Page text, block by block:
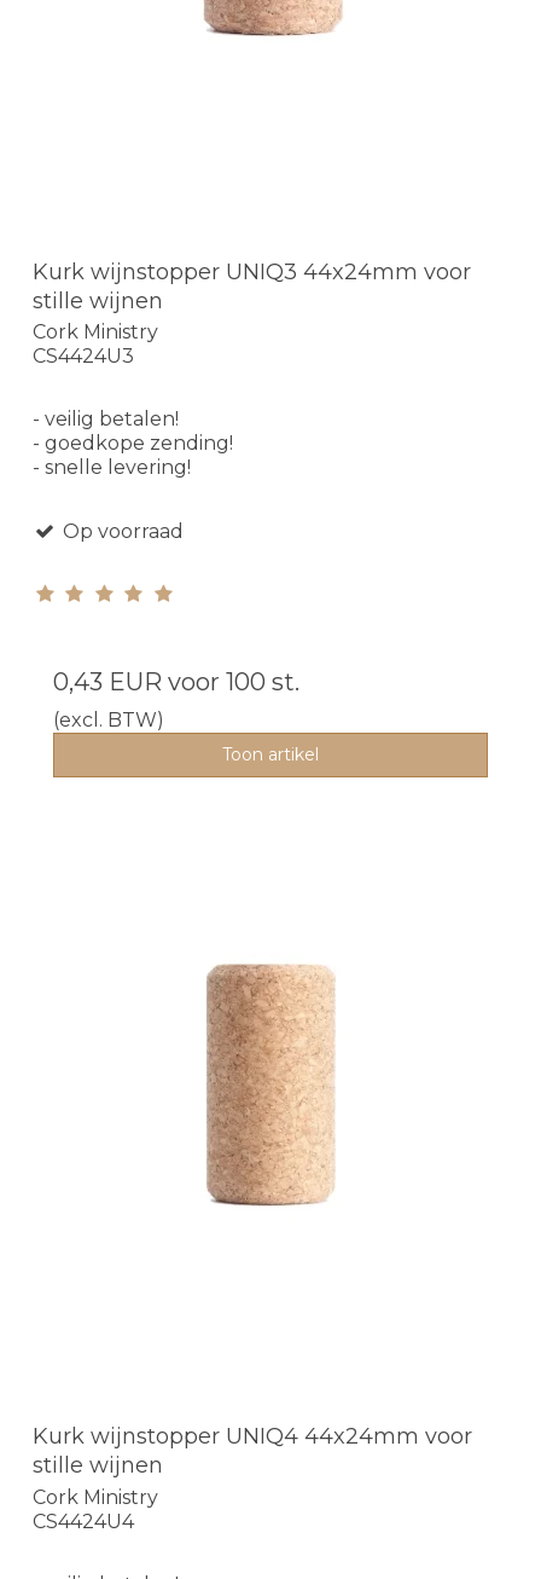
Kurk wijnstopper UNIQ3 44x24mm voor
stille wijnen
Cork Ministry
CS4424U3
- veilig betalen!
- goedkope zending!
- snelle levering!
Op voorraad
0,43 EUR voor 100 st.
(excl. BTW)
Toon artikel
Kurk wijnstopper UNIQ4 44x24mm voor
stille wijnen
Cork Ministry
CS4424U4